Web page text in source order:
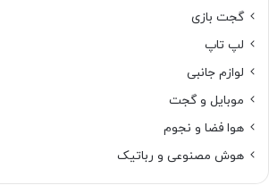
گجت بازی
لپ تاپ
لوازم جانبی
موبایل و گجت
هوا فضا و نجوم
هوش مصنوعی و رباتیک